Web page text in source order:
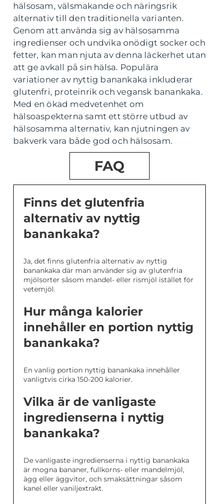
hälsosam, välsmakande och näringsrik
alternativ till den traditionella varianten.
Genom att använda sig av hälsosamma
ingredienser och undvika onödigt socker och
fetter, kan man njuta av denna läckerhet utan
att ge avkall på sin hälsa. Populära
variationer av nyttig banankaka inkluderar
glutenfri, proteinrik och vegansk banankaka.
Med en ökad medvetenhet om
hälsoaspekterna samt ett större utbud av
hälsosamma alternativ, kan njutningen av
bakverk vara både god och hälsosam.
FAQ
Finns det glutenfria
alternativ av nyttig
banankaka?
Ja, det finns glutenfria alternativ av nyttig
banankaka där man använder sig av glutenfria
mjölsorter såsom mandel- eller rismjöl istället för
vetemjöl.
Hur många kalorier
innehåller en portion nyttig
banankaka?
En vanlig portion nyttig banankaka innehåller
vanligtvis cirka 150-200 kalorier.
Vilka är de vanligaste
ingredienserna i nyttig
banankaka?
De vanligaste ingredienserna i nyttig banankaka
är mogna bananer, fullkorns- eller mandelmjöl,
ägg eller äggvitor, och smaksättningar såsom
kanel eller vaniljextrakt.